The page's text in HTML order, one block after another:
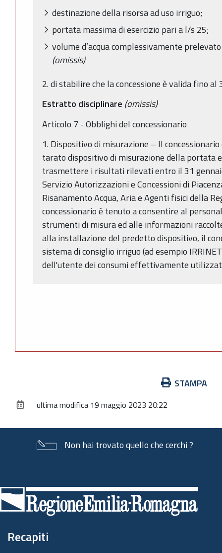
destinazione della risorsa ad uso irriguo;
portata massima di esercizio pari a l/s 25;
volume d’acqua complessivamente
(omissis)
2. di stabilire che la concessione è valida fino
Estratto disciplinare (omissis)
Articolo 7 - Obblighi del concessionario
1. Dispositivo di misurazione – Il
tarato dispositivo di misurazione della portata
trasmettere i risultati rilevati entro il 31
Servizio Autorizzazioni e Concessioni di
Risanamento Acqua, Aria e Agenti fisici della
concessionario è tenuto a consentire al
strumenti di misura ed alle informazioni
alla installazione del predetto dispositivo, il
sistema di consiglio irriguo (ad esempio
dell'utente dei consumi effettivamente
documento
STAMPA
ultima modifica 19 maggio 2023 20:22
Non hai trovato quello che cerchi ?
di
pagina
Recapiti